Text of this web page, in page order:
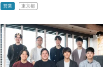
営業 東京都